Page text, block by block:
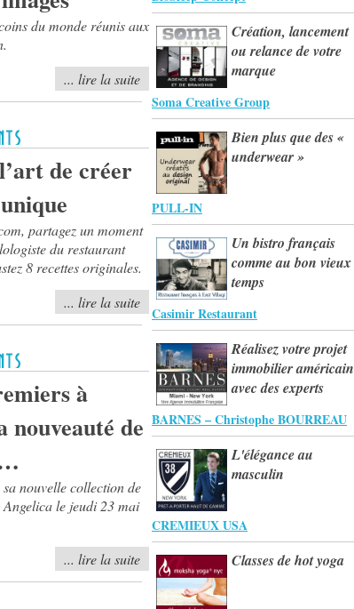
du monde réunis aux
... lire la suite
de créer
partagez un moment
du restaurant
8 recettes originales.
... lire la suite
à
de
sa nouvelle collection de
le jeudi 23 mai
... lire la suite
Création, lancement
ou relance de votre
marque
Soma Creative Group
Bien plus que des «
underwear »
PULL-IN
Un bistro français
comme au bon vieux
temps
Casimir Restaurant
Réalisez votre projet
immobilier américain
avec des experts
BARNES – Christophe BOURREAU
L'élégance au
masculin
CREMIEUX USA
Classes de hot yoga